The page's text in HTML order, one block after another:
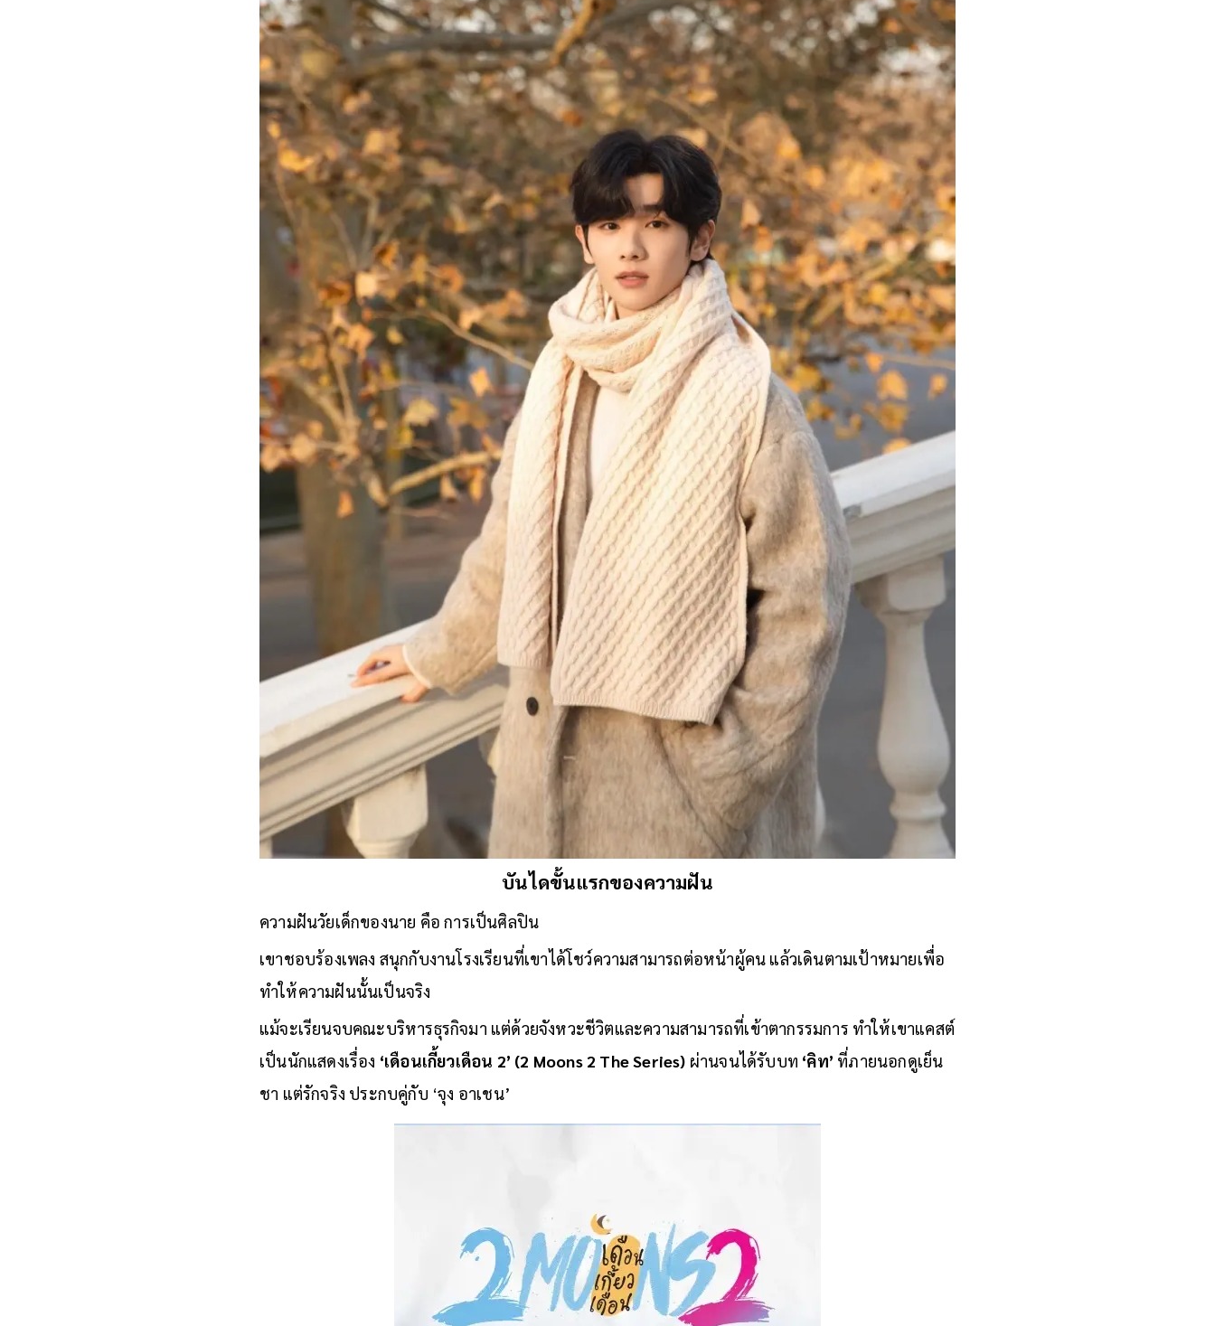
บันไดขั้นแรกของความฝัน
ความฝันวัยเด็กของนาย คือ การเป็นศิลปิน
เขาชอบร้องเพลง สนุกกับงานโรงเรียนที่เขาได้โชว์ความสามารถต่อหน้าผู้คน แล้วเดินตามเป้าหมายเพื่อ
ทำให้ความฝันนั้นเป็นจริง
แม้จะเรียนจบคณะบริหารธุรกิจมา แต่ด้วยจังหวะชีวิตและความสามารถที่เข้าตากรรมการ ทำให้เขาแคสต์
เป็นนักแสดงเรื่อง ‘เดือนเกี้ยวเดือน 2’ (2 Moons 2 The Series) ผ่านจนได้รับบท ‘คิท’ ที่ภายนอกดูเย็น
ชา แต่รักจริง ประกบคู่กับ ‘จุง อาเชน’